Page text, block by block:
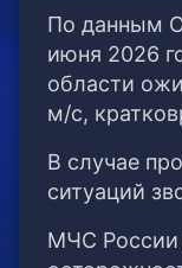
По данным
июня 2026
области
м/с,
В случае
ситуаций
МЧС России